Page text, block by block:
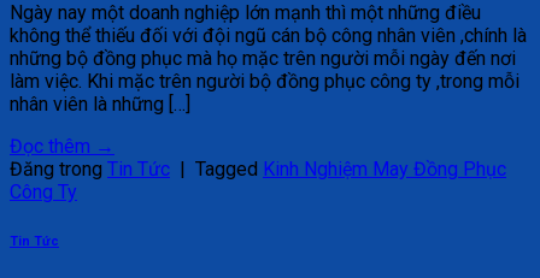
Ngày nay một doanh nghiệp lớn mạnh thì một những điều
không thể thiếu đối với đội ngũ cán bộ công nhân viên ,chính là
những bộ đồng phục mà họ mặc trên người mỗi ngày đến nơi
làm việc. Khi mặc trên người bộ đồng phục công ty ,trong mỗi
nhân viên là những […]
Đọc thêm →
Đăng trong Tin Tức Tagged Kinh Nghiệm May Đồng Phục
Công Ty
Tin Tức